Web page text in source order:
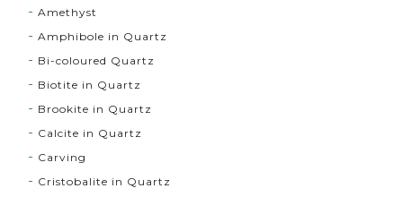
Amethyst
Amphibole in Quartz
Bi-coloured Quartz
Biotite in Quartz
Brookite in Quartz
Calcite in Quartz
Carving
Cristobalite in Quartz